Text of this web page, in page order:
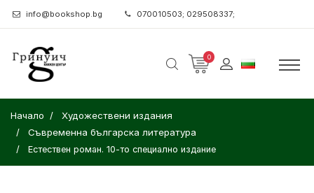
info@bookshop.bg 070010503; 029508337;
0
Начало
Художествени издания
Съвременна българска литература
Естествен роман. 10-то специално издание